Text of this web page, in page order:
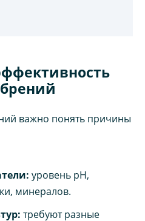
важно понять причины
уровень pH,
минералов.
требуют разные